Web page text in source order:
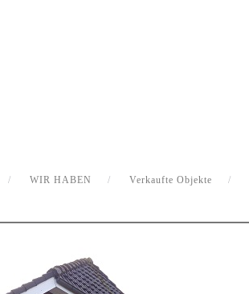
WIR HABEN Verkaufte Objekte